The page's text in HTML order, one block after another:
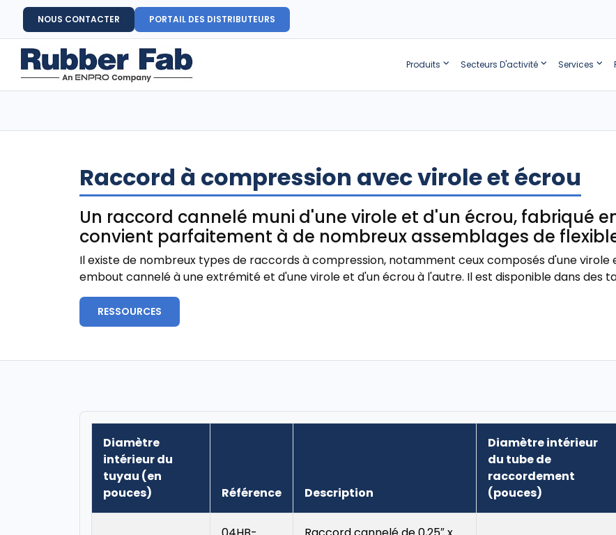
NOUS CONTACTER PORTAIL DES DISTRIBUTEURS
Produits Secteurs D'activité Services
Raccord à compression avec virole et écrou
Un raccord cannelé muni d'une virole et d'un écrou, fabriqué
convient parfaitement à de nombreux assemblages de
Il existe de nombreux types de raccords à compression, notamment ceux composés d'une virole
embout cannelé à une extrémité et d'une virole et d'un écrou à l'autre. Il est disponible dans des
RESSOURCES
Diamètre
intérieur du
tuyau (en
pouces)
Référence Description
Diamètre intérieur
du tube de
raccordement
(pouces)